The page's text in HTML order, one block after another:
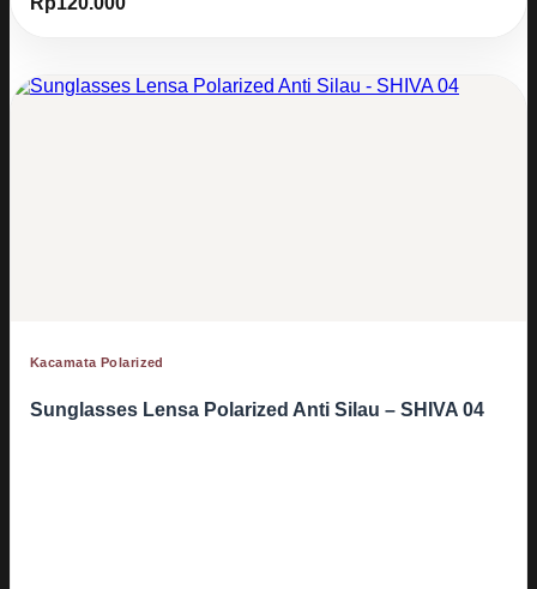
Kacamata Polarized
Sunglasses Lensa Polarized Anti Silau – SHIVA 04